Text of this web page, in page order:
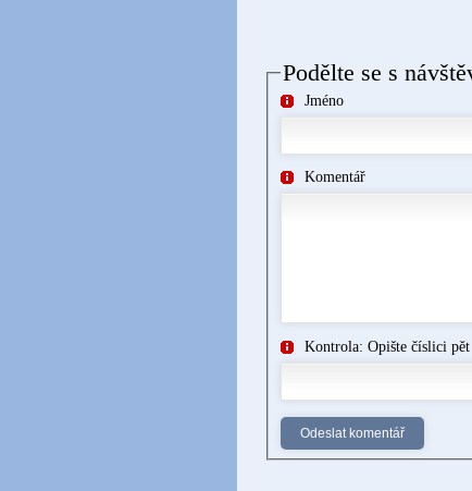
Podělte se s
Jméno
Komentář
Kontrola: Opište číslici pět